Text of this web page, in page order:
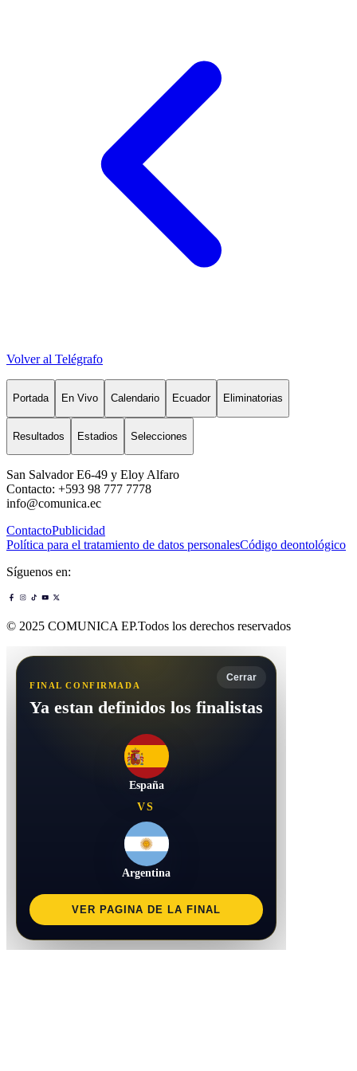
Volver al Telégrafo
Portada En Vivo Calendario Ecuador Eliminatorias
Resultados Estadios Selecciones
San Salvador E6-49 y Eloy Alfaro
Contacto: +593 98 777 7778
info@comunica.ec
ContactoPublicidad
Política para el tratamiento de datos personalesCódigo deontológico
Síguenos en:
© 2025 COMUNICA EP.Todos los derechos reservados
Cerrar
FINAL CONFIRMADA
Ya estan definidos los finalistas
España
VS
Argentina
VER PAGINA DE LA FINAL